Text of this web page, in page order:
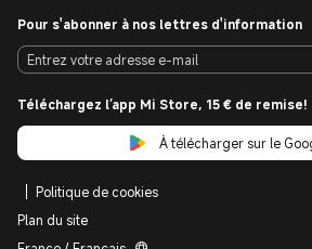
Pour s'abonner à nos lettres d'information
Téléchargez l’app Mi Store, 15 € de remise!
À télécharger sur le
Politique de cookies
Plan du site